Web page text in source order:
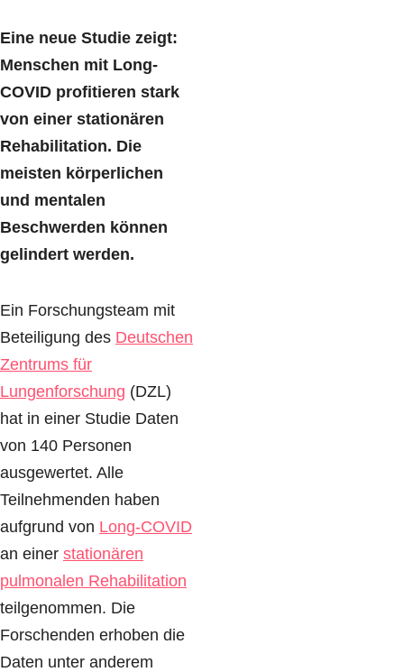
Eine neue Studie zeigt:
Menschen mit Long-
COVID profitieren stark
von einer stationären
Rehabilitation. Die
meisten körperlichen
und mentalen
Beschwerden können
gelindert werden.
Ein Forschungsteam mit
Beteiligung des Deutschen
Zentrums für
Lungenforschung (DZL)
hat in einer Studie Daten
von 140 Personen
ausgewertet. Alle
Teilnehmenden haben
aufgrund von Long-COVID
an einer stationären
pulmonalen Rehabilitation
teilgenommen. Die
Forschenden erhoben die
Daten unter anderem